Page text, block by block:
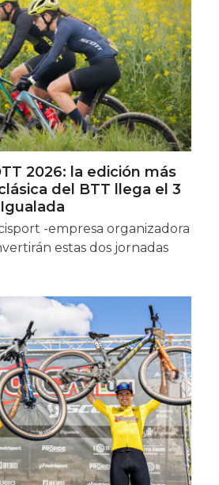
2026: la edición más
del BTT llega el 3
-empresa organizadora
estas dos jornadas